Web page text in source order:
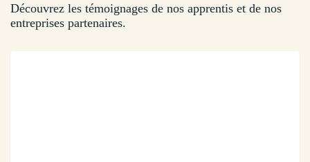
Découvrez les témoignages de nos apprentis et de nos
entreprises partenaires.